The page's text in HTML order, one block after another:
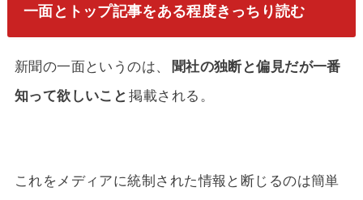
一面とトップ記事をある程度きっちり読む
新聞の一面というのは、
聞社の独断と偏見だが一番
知って欲しいこと 掲載される。
これをメディアに統制された情報と断じるのは簡単